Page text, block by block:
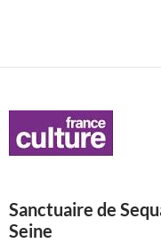
Sanctuaire de
Seine